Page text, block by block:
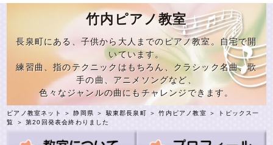
竹内ピアノ教室
長泉町にある、子供から大人までのピアノ教室。自宅で開
いています。
練習曲、指のテクニックはもちろん、クラシック名曲、歌
手の曲、アニメソングなど、
色々なジャンルの曲にもチャレンジできます。
ピアノ教室ネット ＞静岡県 ＞ 駿東郡長泉町 ＞竹内ピアノ教室 ＞
トピックス一
覧
＞ 第20回発表会終わりました